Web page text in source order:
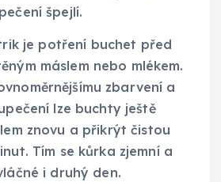
špejlí.
je potření buchet před
máslem nebo mlékem.
zbarvení a
lze buchty ještě
znovu a přikrýt čistou
Tím se kůrka zjemní a
i druhý den.